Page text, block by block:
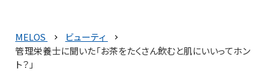
MELOS
ビューティ
管理栄養士に聞いた「お茶をたくさん飲むと肌にいいってホン
ト？」